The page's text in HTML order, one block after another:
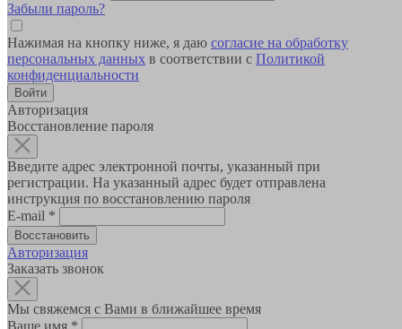
Забыли пароль?
Нажимая на кнопку ниже, я даю согласие на обработку
персональных данных в соответствии с Политикой
конфиденциальности
Авторизация
Восстановление пароля
Введите адрес электронной почты, указанный при
регистрации. На указанный адрес будет отправлена
инструкция по восстановлению пароля
E-mail *
Авторизация
Заказать звонок
Мы свяжемся с Вами в ближайшее время